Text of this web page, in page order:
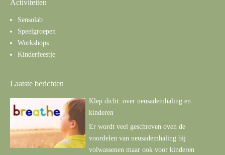
Activiteiten
Sensolab
Speelgroepen
Workshops
Kinderfeestje
Laatste berichten
Klep dicht: over neusademhaling en
kinderen
Er wordt veel geschreven oven de
voordelen van neusademhaling bij
volwassenen maar ook voor kinderen